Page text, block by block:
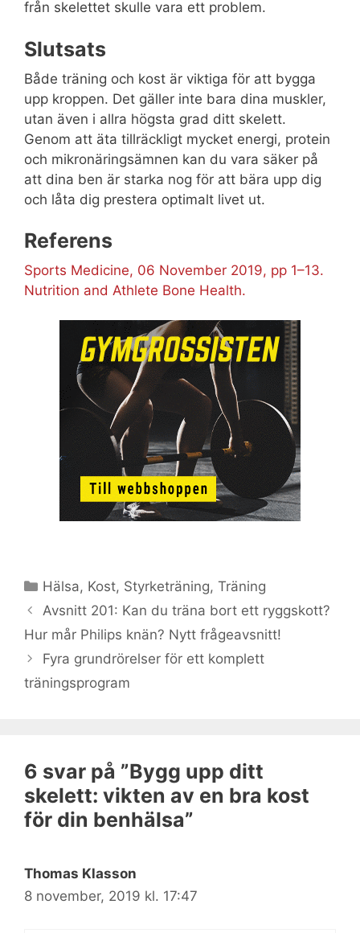
från skelettet skulle vara ett problem.
Slutsats
Både träning och kost är viktiga för att bygga
upp kroppen. Det gäller inte bara dina muskler,
utan även i allra högsta grad ditt skelett.
Genom att äta tillräckligt mycket energi, protein
och mikronäringsämnen kan du vara säker på
att dina ben är starka nog för att bära upp dig
och låta dig prestera optimalt livet ut.
Referens
Sports Medicine, 06 November 2019, pp 1–13.
Nutrition and Athlete Bone Health.
Kategorier
Hälsa, Kost, Styrketräning,Träning
Avsnitt 201: Kan du träna bort ett ryggskott?
Hur mår Philips knän? Nytt frågeavsnitt!
Fyra grundrörelser för ett komplett
träningsprogram
6 svar på ”Bygg upp ditt
skelett: vikten av en bra kost
för din benhälsa”
Thomas Klasson
8 november, 2019 kl. 17:47